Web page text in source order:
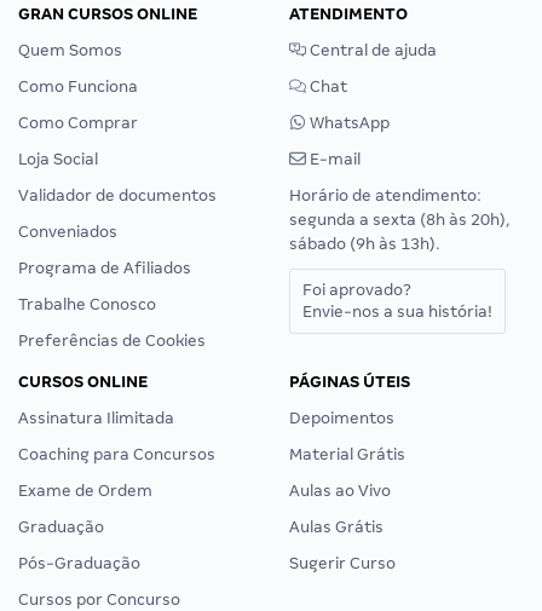
GRAN CURSOS ONLINE
Quem Somos
Como Funciona
Como Comprar
Loja Social
Validador de documentos
Conveniados
Programa de Afiliados
Trabalhe Conosco
Preferências de Cookies
ATENDIMENTO
Central de ajuda
Chat
WhatsApp
E-mail
Horário de atendimento:
segunda a sexta (8h às 20h),
sábado (9h às 13h).
Foi aprovado?
Envie-nos a sua história!
CURSOS ONLINE
Assinatura Ilimitada
Coaching para Concursos
Exame de Ordem
Graduação
Pós-Graduação
Cursos por Concurso
PÁGINAS ÚTEIS
Depoimentos
Material Grátis
Aulas ao Vivo
Aulas Grátis
Sugerir Curso